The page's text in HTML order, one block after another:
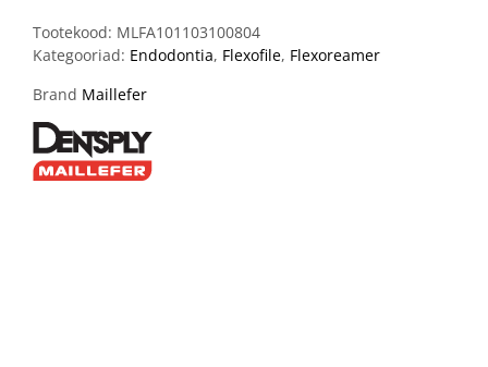
Tootekood: MLFA101103100804
Kategooriad: Endodontia, Flexofile, Flexoreamer
Brand Maillefer